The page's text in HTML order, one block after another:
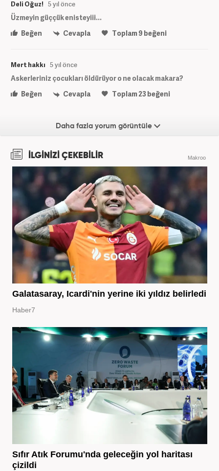
Deli Oğuz! 5 yıl önce
Üzmeyin güççük enisteyiii...
Beğen
Cevapla Toplam9 beğeni
Mert hakkı 5 yıl önce
Askerleriniz çocukları öldürüyor o ne olacak makara?
Beğen
Cevapla Toplam23beğeni
Daha fazla yorum görüntüle
İLGİNİZİ ÇEKEBİLİR Makroo
Galatasaray, Icardi'nin yerine iki yıldız belirledi
Haber7
Sıfır Atık Forumu'nda geleceğin yol haritası
çizildi